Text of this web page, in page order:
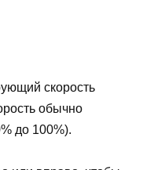
скорость
обычно
до 100%).